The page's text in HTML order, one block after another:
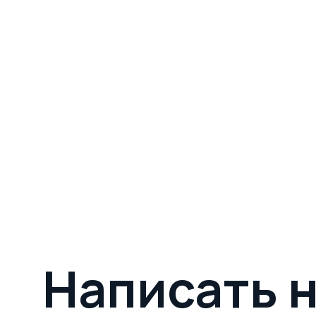
Написать